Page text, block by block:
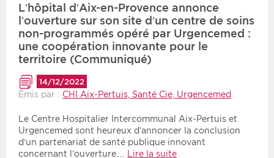
L’hôpital d’Aix-en-Provence annonce
l’ouverture sur son site d’un centre de soins
non-programmés opéré par Urgencemed :
une coopération innovante pour le
territoire (Communiqué)
14/12/2022
Émis par : CHI Aix-Pertuis, Santé Cie, Urgencemed
Le Centre Hospitalier Intercommunal Aix-Pertuis et
Urgencemed sont heureux d’annoncer la conclusion
d’un partenariat de santé publique innovant
concernant l’ouverture…
Lire la suite